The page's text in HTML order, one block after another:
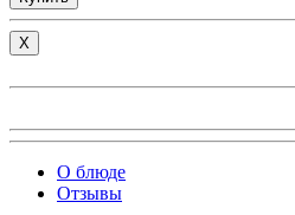
X
О блюде
Отзывы